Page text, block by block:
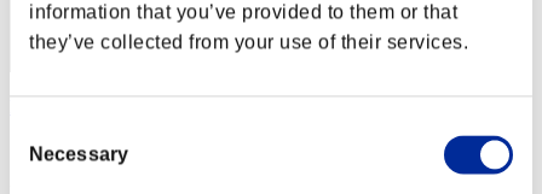
information that you’ve provided to them or that
they’ve collected from your use of their services.
Selection
Necessary
スコア:Lv:1/04'40"42